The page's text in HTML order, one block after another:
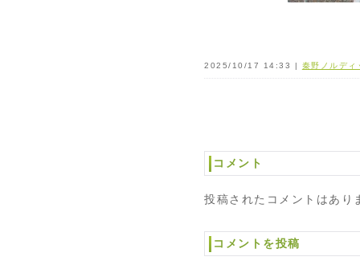
2025/10/17 14:33 | 秦野ノルディ
コメント
投稿されたコメントはあり
コメントを投稿